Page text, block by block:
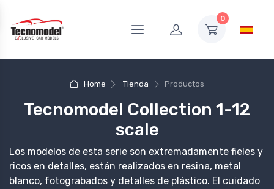
0
Home Tienda Productos
Tecnomodel Collection 1-12
scale
Los modelos de esta serie son extremadamente fieles y
ricos en detalles, están realizados en resina, metal
blanco, fotograbados y detalles de plástico. El cuidado